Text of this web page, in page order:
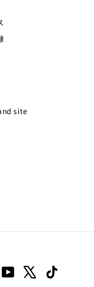
site
YouTube